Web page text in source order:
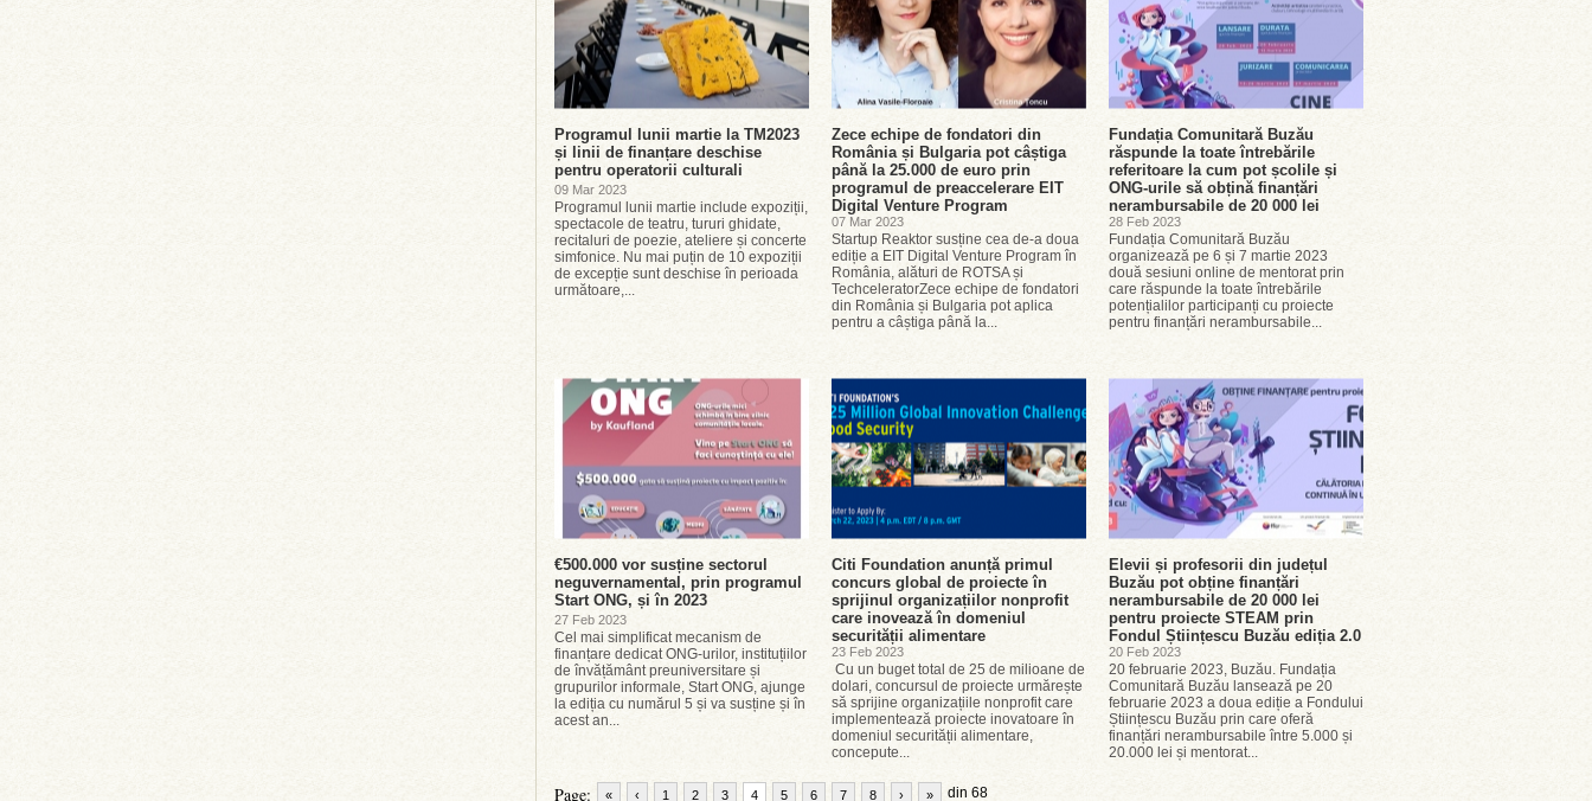
Programul lunii martie la TM2023
și linii de finanțare deschise
pentru operatorii culturali
09 Mar 2023
Programul lunii martie include expoziții,
spectacole de teatru, tururi ghidate,
recitaluri de poezie, ateliere și concerte
simfonice. Nu mai puțin de 10 expoziții
de excepție sunt deschise în perioada
următoare,...
Zece echipe de fondatori din
România și Bulgaria pot câștiga
până la 25.000 de euro prin
programul de preaccelerare EIT
Digital Venture Program
07 Mar 2023
Startup Reaktor susține cea de-a doua
ediție a EIT Digital Venture Program în
România, alături de ROTSA și
TechceleratorZece echipe de fondatori
din România și Bulgaria pot aplica
pentru a câștiga până la...
Fundația Comunitară Buzău
răspunde la toate întrebările
referitoare la cum pot școlile și
ONG-urile să obțină finanțări
nerambursabile de 20 000 lei
28 Feb 2023
Fundația Comunitară Buzău
organizează pe 6 și 7 martie 2023
două sesiuni online de mentorat prin
care răspunde la toate întrebările
potențialilor participanți cu proiecte
pentru finanțări nerambursabile...
€500.000 vor susține sectorul
neguvernamental, prin programul
Start ONG, și în 2023
27 Feb 2023
Cel mai simplificat mecanism de
finanțare dedicat ONG-urilor, instituțiilor
de învățământ preuniversitare și
grupurilor informale, Start ONG, ajunge
la ediția cu numărul 5 și va susține și în
acest an...
Citi Foundation anunță primul
concurs global de proiecte în
sprijinul organizațiilor nonprofit
care inovează în domeniul
securității alimentare
23 Feb 2023
Cu un buget total de 25 de milioane de
dolari, concursul de proiecte urmărește
să sprijine organizațiile nonprofit care
implementează proiecte inovatoare în
domeniul securității alimentare,
concepute...
Elevii și profesorii din județul
Buzău pot obține finanțări
nerambursabile de 20 000 lei
pentru proiecte STEAM prin
Fondul Științescu Buzău ediția 2.0
20 Feb 2023
20 februarie 2023, Buzău. Fundația
Comunitară Buzău lansează pe 20
februarie 2023 a doua ediție a Fondului
Științescu Buzău prin care oferă
finanțări nerambursabile între 5.000 și
20.000 lei și mentorat...
Page: « ‹ 1 2 3 4 5 6 7 8 din 68
› »